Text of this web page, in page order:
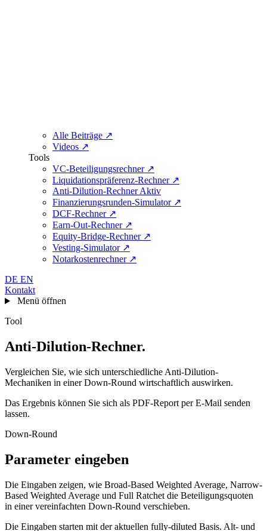
Alle Beiträge ↗
Videos ↗
Tools
VC-Beteiligungsrechner ↗
Liquidationspräferenz-Rechner ↗
Anti-Dilution-Rechner Aktiv
Finanzierungsrunden-Simulator ↗
DCF-Rechner ↗
Earn-Out-Rechner ↗
Equity-Bridge-Rechner ↗
Vesting-Simulator ↗
Notarkostenrechner ↗
DE EN
Kontakt
Menü öffnen
Tool
Anti-Dilution-Rechner.
Vergleichen Sie, wie sich unterschiedliche Anti-Dilution-
Mechaniken in einer Down-Round wirtschaftlich auswirken.
Das Ergebnis können Sie sich als PDF-Report per E-Mail senden
lassen.
Down-Round
Parameter eingeben
Die Eingaben zeigen, wie Broad-Based Weighted Average, Narrow-
Based Weighted Average und Full Ratchet die Beteiligungsquoten
in einer vereinfachten Down-Round verschieben.
Die Eingaben starten mit der aktuellen fully-diluted Basis. Alt- und